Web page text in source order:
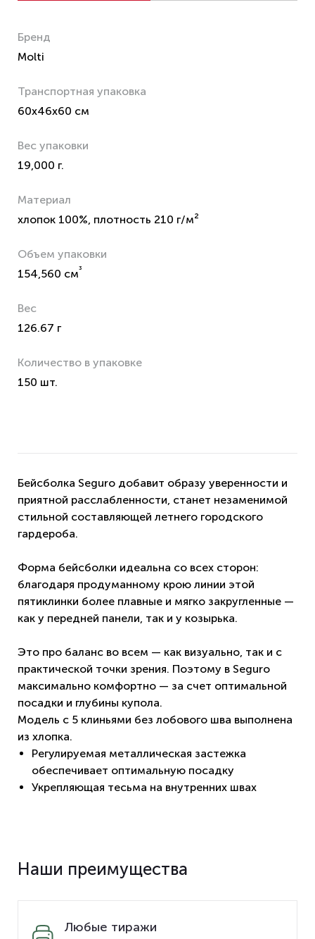
Бренд
Molti
Транспортная упаковка
60x46x60 см
Вес упаковки
19,000 г.
Материал
хлопок 100%, плотность 210 г/м²
Объем упаковки
154,560 см³
Вес
126.67 г
Количество в упаковке
150 шт.
Бейсболка Seguro добавит образу уверенности и
приятной расслабленности, станет незаменимой
стильной составляющей летнего городского
гардероба.
Форма бейсболки идеальна со всех сторон:
благодаря продуманному крою линии этой
пятиклинки более плавные и мягко закругленные —
как у передней панели, так и у козырька.
Это про баланс во всем — как визуально, так и с
практической точки зрения. Поэтому в Seguro
максимально комфортно — за счет оптимальной
посадки и глубины купола.
Модель с 5 клиньями без лобового шва выполнена
из хлопка.
Регулируемая металлическая застежка
обеспечивает оптимальную посадку
Укрепляющая тесьма на внутренних швах
Наши преимущества
Любые тиражи